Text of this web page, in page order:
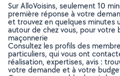
Sur AlloVoisins, seulement 10
première réponse à votre
et trouvez en quelques minutes
autour de chez vous, pour votre
maçonnerie
Consultez les profils des
particuliers, qui vous ont
réalisation, expertises, avis :
votre demande et à votre